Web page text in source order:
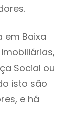
em Baixa
Social ou
isto são
e há